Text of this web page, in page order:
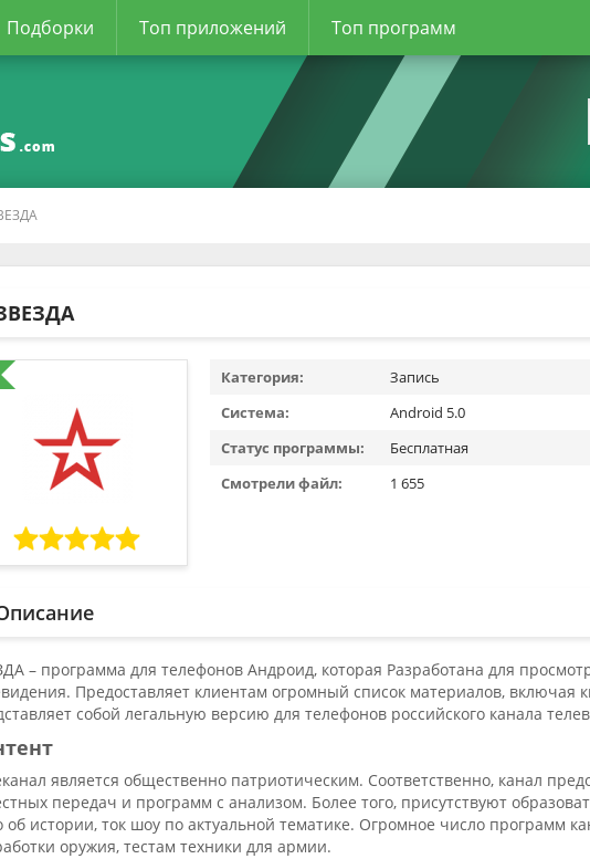
Подборки Топ приложений Топ программ
Категория:
Запись
Система:
Android 5.0
Статус программы:
Бесплатная
Смотрели файл:
1 655
– программа для телефонов Андроид, которая Разработана для
Предоставляет клиентам огромный список материалов, включая
собой легальную версию для телефонов российского канала
является общественно патриотическим. Соответственно, канал
передач и программ с анализом. Более того, присутствуют
об истории, ток шоу по актуальной тематике. Огромное число программ
оружия, тестам техники для армии.